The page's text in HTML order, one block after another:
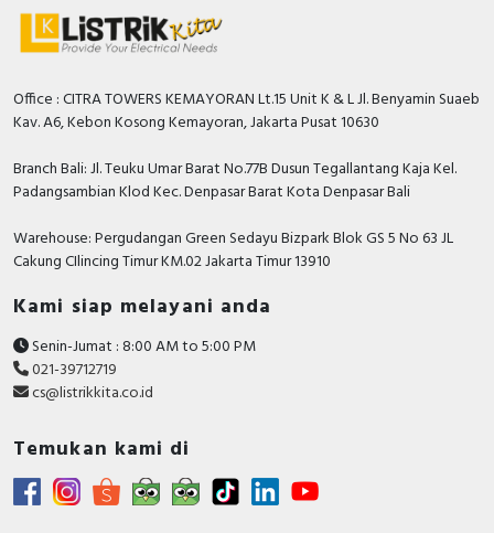
Office : CITRA TOWERS KEMAYORAN Lt.15 Unit K & L Jl. Benyamin Suaeb
Kav. A6, Kebon Kosong Kemayoran, Jakarta Pusat 10630
Branch Bali: Jl. Teuku Umar Barat No.77B Dusun Tegallantang Kaja Kel.
Padangsambian Klod Kec. Denpasar Barat Kota Denpasar Bali
Warehouse: Pergudangan Green Sedayu Bizpark Blok GS 5 No 63 JL
Cakung CIlincing Timur KM.02 Jakarta Timur 13910
Kami siap melayani anda
Senin-Jumat : 8:00 AM to 5:00 PM
021-39712719
cs@listrikkita.co.id
Temukan kami di